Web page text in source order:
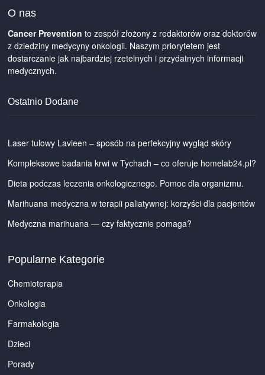
O nas
Cancer Prevention to zespół złożony z redaktorów oraz doktorów
z dziedziny medycyny onkologii. Naszym priorytetem jest
dostarczanie jak najbardziej rzetelnych i przydatnych informacji
medycznych.
Ostatnio Dodane
Laser tulowy Lavieen – sposób na perfekcyjny wygląd skóry
Kompleksowe badania krwi w Tychach – co oferuje homelab24.pl?
Dieta podczas leczenia onkologicznego. Pomoc dla organizmu.
Marihuana medyczna w terapii paliatywnej: korzyści dla pacjentów
Medyczna marihuana — czy faktycznie pomaga?
Popularne Kategorie
Chemioterapia
Onkologia
Farmakologia
Dzieci
Porady